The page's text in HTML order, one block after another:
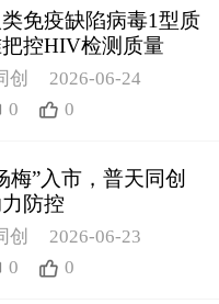
免疫缺陷病毒1型质
控HIV检测质量
创
2026-06-24
0 0
梅”入市，普天同创
防控
创
2026-06-23
0 0